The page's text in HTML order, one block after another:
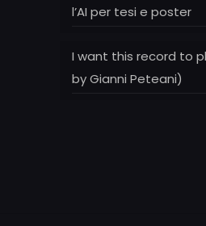
l’AI per tesi e poster
I want this record to
by Gianni Peteani)